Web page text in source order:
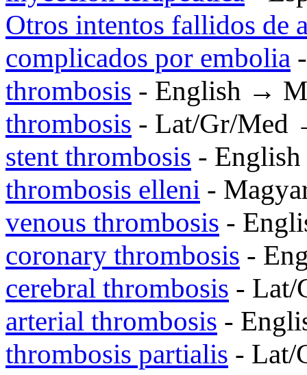
Otros intentos fallidos de
complicados por embolia
thrombosis - English →
thrombosis - Lat/Gr/Med
stent thrombosis -
thrombosis elleni -
venous thrombosis -
coronary thrombosis -
cerebral thrombosis - Lat/
arterial thrombosis -
thrombosis partialis -